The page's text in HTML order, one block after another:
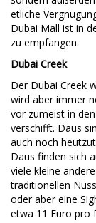
etliche
Dubai Mall ist in
zu empfangen.
Dubai Creek
Der Dubai Creek
wird aber immer
vor zumeist in
verschifft. Daus
auch noch
Daus finden sich
viele kleine
traditionellen
oder aber eine
etwa 11 Euro pro